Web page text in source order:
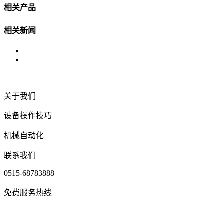
相关产品
相关新闻
关于我们
设备操作技巧
机械自动化
联系我们
0515-68783888
免费服务热线